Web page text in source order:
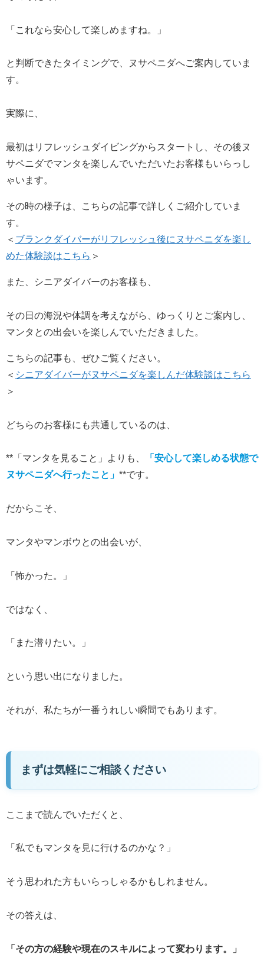
「これなら安心して楽しめますね。」
と判断できたタイミングで、ヌサペニダへご案内していま
す。
実際に、
最初はリフレッシュダイビングからスタートし、その後ヌ
サペニダでマンタを楽しんでいただいたお客様もいらっし
ゃいます。
その時の様子は、こちらの記事で詳しくご紹介していま
す。
＜ ブランクダイバーがリフレッシュ後にヌサペニダを楽し
めた体験談はこちら ＞
また、シニアダイバーのお客様も、
その日の海況や体調を考えながら、ゆっくりとご案内し、
マンタとの出会いを楽しんでいただきました。
こちらの記事も、ぜひご覧ください。
＜ シニアダイバーがヌサペニダを楽しんだ体験談はこちら
＞
どちらのお客様にも共通しているのは、
**「マンタを見ること」よりも、
「安心して楽しめる状態で
ヌサペニダへ行ったこと」 **です。
だからこそ、
マンタやマンボウとの出会いが、
「怖かった。」
ではなく、
「また潜りたい。」
という思い出になりました。
それが、私たちが一番うれしい瞬間でもあります。
まずは気軽にご相談ください
ここまで読んでいただくと、
「私でもマンタを見に行けるのかな？」
そう思われた方もいらっしゃるかもしれません。
その答えは、
「その方の経験や現在のスキルによって変わります。」